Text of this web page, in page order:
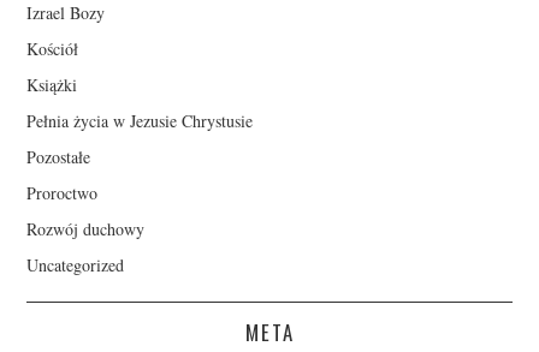
Izrael Bozy
Kościół
Książki
Pełnia życia w Jezusie Chrystusie
Pozostałe
Proroctwo
Rozwój duchowy
Uncategorized
META